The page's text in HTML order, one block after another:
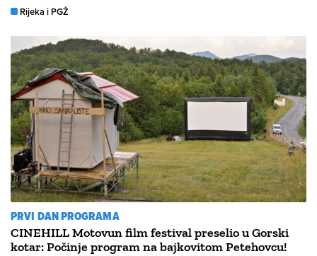
Rijeka i PGŽ
PRVI DAN PROGRAMA
CINEHILL Motovun film festival preselio u Gorski
kotar: Počinje program na bajkovitom Petehovcu!